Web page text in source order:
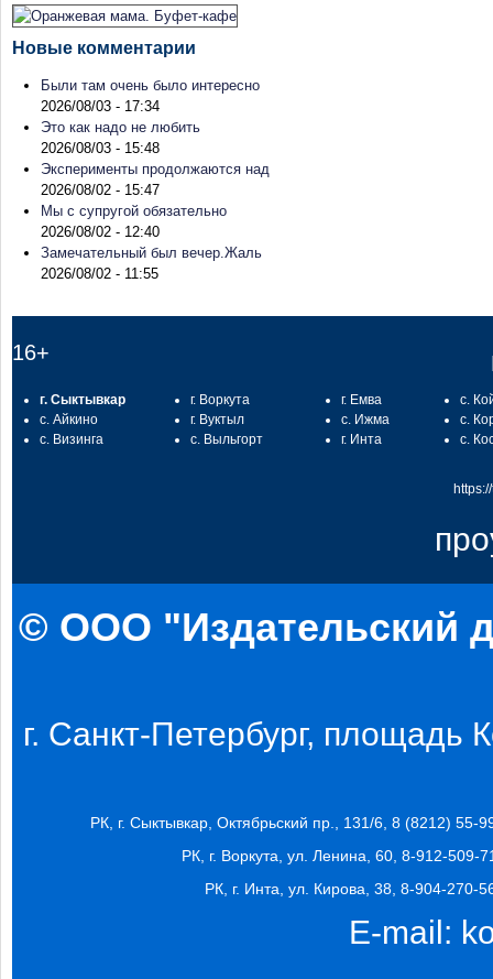
Новые комментарии
Были там очень было интересно
2026/08/03 - 17:34
Это как надо не любить
2026/08/03 - 15:48
Эксперименты продолжаются над
2026/08/02 - 15:47
Мы с супругой обязательно
2026/08/02 - 12:40
Замечательный был вечер.Жаль
2026/08/02 - 11:55
16+
г. Сыктывкар
с. Айкино
с. Визинга
г. Воркута
г. Вуктыл
с. Выльгорт
г. Емва
с. Ижма
г. Инта
с.
с.
с.
© ООО "Издательский
г. Санкт-Петербург, площадь
РК, г. Сыктывкар, Октябрьский пр., 131/6, 8 (8212) 55-
РК, г. Воркута, ул. Ленина, 60, 8-912-509-
РК, г. Инта, ул. Кирова, 38, 8-904-270-
E-mail: